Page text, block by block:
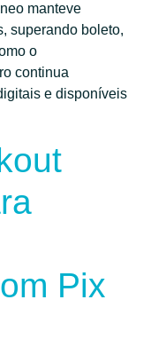
manteve
superando boleto,
o
continua
e disponíveis
Pix